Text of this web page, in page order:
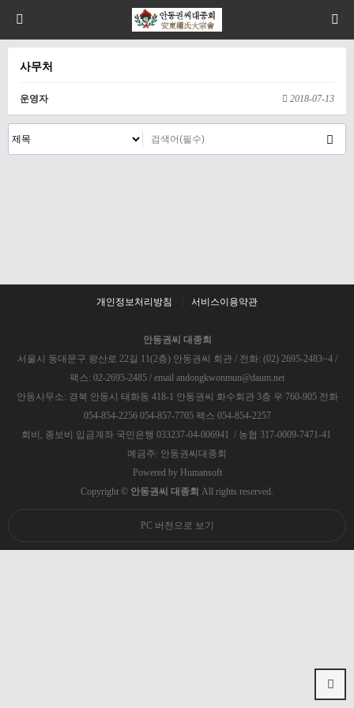
사무처
운영자 2018-07-13
개인정보처리방침 서비스이용약관
안동권씨 대종회
서울시 동대문구 왕산로 22길 11(2층) 안동권씨 회관 / 전화: (02) 2695-2483~4 /
팩스: 02-2695-2485 / email andongkwonmun@daum.net
안동사무소: 경북 안동시 태화동 418-1 안동권씨 화수회관 3층 우 760-905 전화
054-854-2256 054-857-7705 팩스 054-854-2257
회비, 종보비 입금계좌 국민은행 033237-04-006941 / 농협 317-0009-7471-41
예금주: 안동권씨대종회
Powered by Humansoft
Copyright © 안동권씨 대종회 All rights reserved.
PC 버전으로 보기